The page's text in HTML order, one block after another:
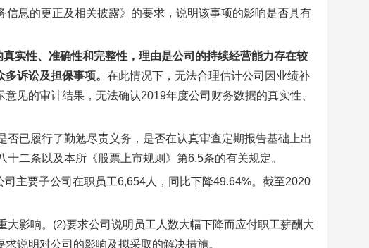
息的更正及相关披露》的要求，说明该事项的影响是否具有
实性、准确性和完整性，理由是公司的持续经营能力存在较
诉讼及担保事项。 在此情况下，无法合理估计公司因业绩补
见的审计结果，无法确认2019年度公司财务数据的真实性、
已履行了勤勉尽责义务，是否在认真审查定期报告基础上出
二条以及本所《股票上市规则》第6.5条的有关规定。
主要子公司在职员工6,654人，同比下降49.64%。截至2020
影响。(2)要求公司说明员工人数大幅下降而应付职工薪酬大
说明对公司的影响及拟采取的解决措施。